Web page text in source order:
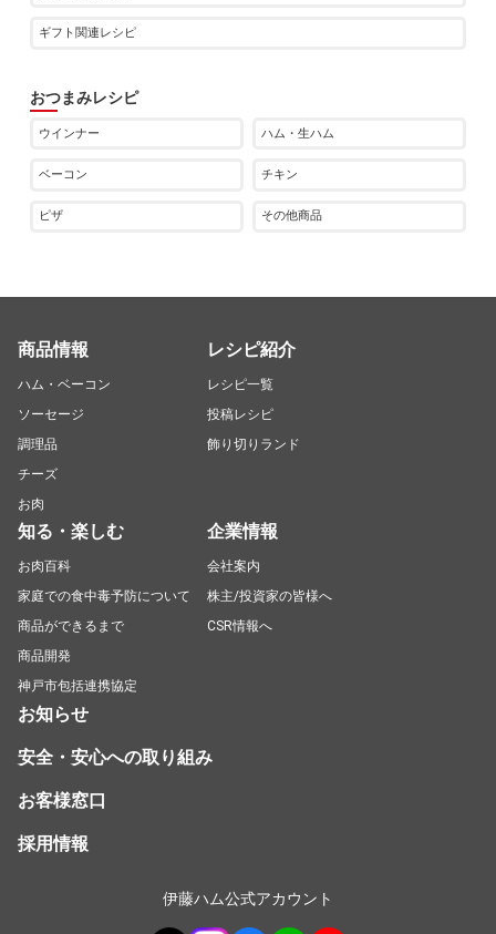
ギフト関連レシピ
おつまみレシピ
ウインナー ハム・生ハム
ベーコン チキン
ピザ その他商品
商品情報
ハム・ベーコン
ソーセージ
調理品
チーズ
お肉
レシピ紹介
レシピ一覧
投稿レシピ
飾り切りランド
知る・楽しむ
お肉百科
家庭での食中毒予防について
商品ができるまで
商品開発
神戸市包括連携協定
企業情報
会社案内
株主/投資家の皆様へ
CSR情報へ
お知らせ
安全・安心への取り組み
お客様窓口
採用情報
伊藤ハム公式アカウント